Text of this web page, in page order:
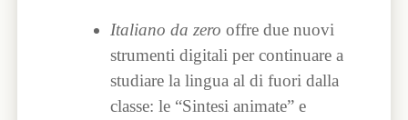
Italiano da zero offre due nuovi
strumenti digitali per continuare a
studiare la lingua al di fuori dalla
classe: le “Sintesi animate” e